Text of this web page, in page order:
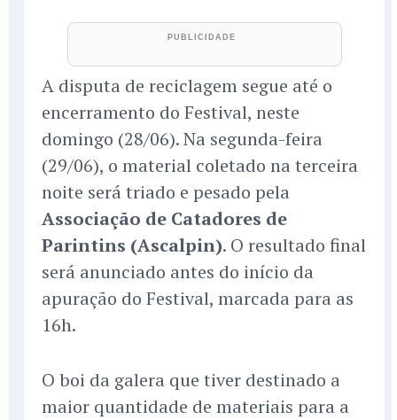
A disputa de reciclagem segue até o
encerramento do Festival, neste
domingo (28/06). Na segunda-feira
(29/06), o material coletado na terceira
noite será triado e pesado pela
Associação de Catadores de
Parintins (Ascalpin). O resultado final
será anunciado antes do início da
apuração do Festival, marcada para as
16h.
O boi da galera que tiver destinado a
maior quantidade de materiais para a